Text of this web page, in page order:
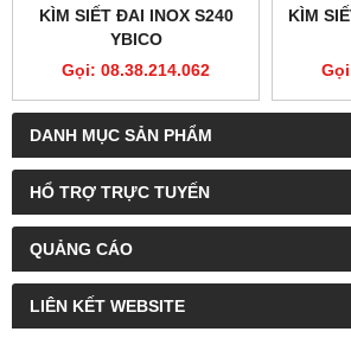
DANH MỤC SẢN PHẨM
HỔ TRỢ TRỰC TUYẾN
QUẢNG CÁO
LIÊN KẾT WEBSITE
KÌM SIẾT ĐAI INOX S240
YBICO
Gọi: 08.38.214.062
KÌM